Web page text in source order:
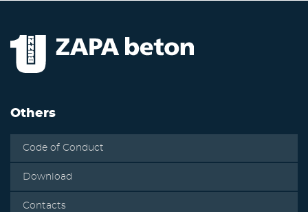
Others
Code of Conduct
Download
Contacts